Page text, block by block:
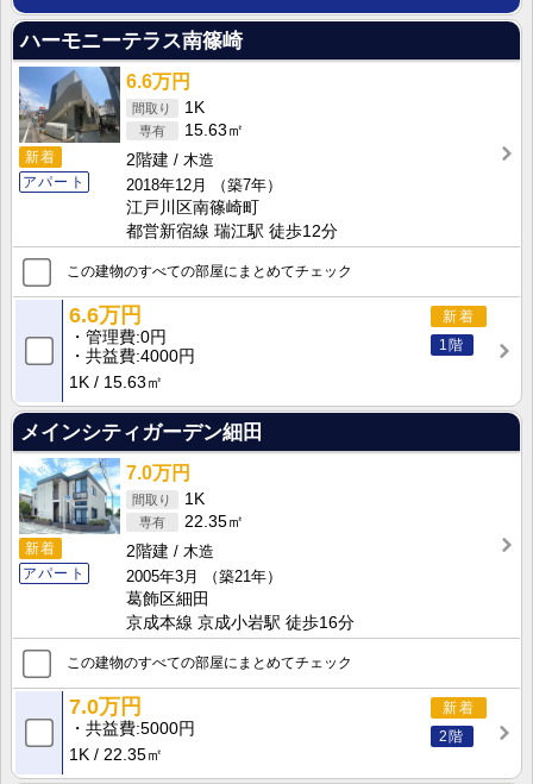
ハーモニーテラス南篠崎
新着
アパート
6.6万円
1K
15.63㎡
2階建
木造
2018年12月
（築7年）
江戸川区南篠崎町
都営新宿線 瑞江駅 徒歩12分
この建物のすべての部屋にまとめてチェック
新着
1階
6.6万円
管理費 0円
共益費 4000円
1K
15.63㎡
メインシティガーデン細田
新着
アパート
7.0万円
1K
22.35㎡
2階建
木造
2005年3月
（築21年）
葛飾区細田
京成本線 京成小岩駅 徒歩16分
この建物のすべての部屋にまとめてチェック
新着
2階
7.0万円
共益費 5000円
1K
22.35㎡